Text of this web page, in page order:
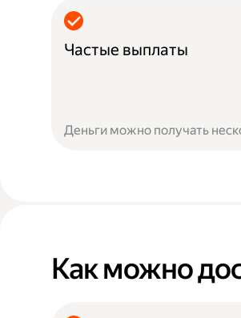
Частые выплаты
Деньги можно получать
Как можно